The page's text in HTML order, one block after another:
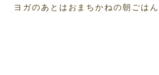
ヨガのあとはおまちかねの朝ごはん